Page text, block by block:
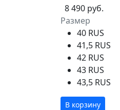
8 490 руб.
Размер
40 RUS
41,5 RUS
42 RUS
43 RUS
43,5 RUS
В корзину